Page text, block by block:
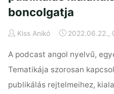
boncolgatja
Kiss Anikó 2022.06.22.,
A podcast angol nyelvű,
Tematikája szorosan
publikálás rejtelmeihez,